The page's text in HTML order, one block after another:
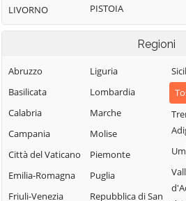
Castiglion
Fiorentino
Montemignaio
LIVORNO
PISTOIA
Regioni
Abruzzo
Basilicata
Calabria
Campania
Città del Vaticano
Emilia-Romagna
Friuli-Venezia
Liguria
Lombardia
Marche
Molise
Piemonte
Puglia
Repubblica di San